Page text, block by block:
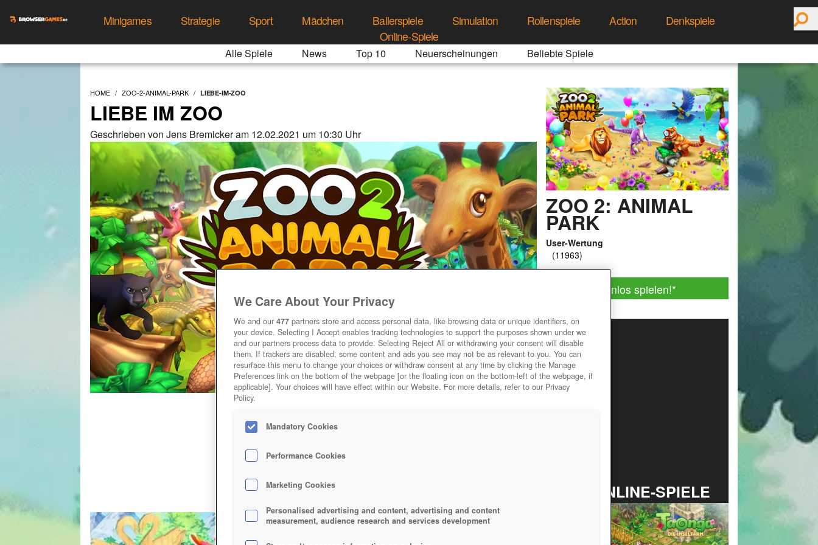
Minigames Strategie Sport Mädchen Ballerspiele Simulation Rollenspiele Action
Denkspiele
Online-Spiele
Alle Spiele News Top 10 Neuerscheinungen Beliebte Spiele
HOME ZOO-2-ANIMAL-PARK LIEBE-IM-ZOO
LIEBE IM ZOO
Geschrieben von Jens Bremicker am 12.02.2021 um 10:30 Uhr
ZOO 2: ANIMAL
PARK
User-Wertung
Jetzt kostenlos spielen!*
TOP ONLINE-SPIELE
We Care About Your Privacy
We and our 477 partners store and access personal data, like browsing data or unique identifiers, on
your device. Selecting I Accept enables tracking technologies to support the purposes shown under we
and our partners process data to provide. Selecting Reject All or withdrawing your consent will disable
them. If trackers are disabled, some content and ads you see may not be as relevant to you. You can
resurface this menu to change your choices or withdraw consent at any time by clicking the Manage
Preferences link on the bottom of the webpage [or the floating icon on the bottom-left of the webpage, if
applicable]. Your choices will have effect within our Website. For more details, refer to our Privacy
Policy.
Mandatory Cookies
Performance Cookies
Marketing Cookies
Personalised advertising and content, advertising and content
measurement, audience research and services development